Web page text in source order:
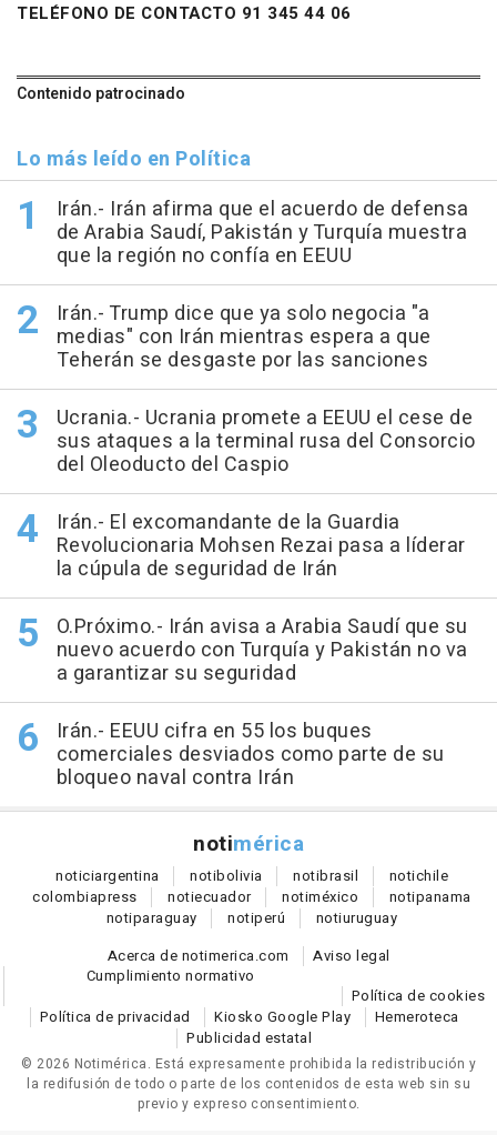
TELÉFONO DE CONTACTO 91 345 44 06
Contenido patrocinado
Lo más leído en Política
Irán.- Irán afirma que el acuerdo de defensa
de Arabia Saudí, Pakistán y Turquía muestra
que la región no confía en EEUU
Irán.- Trump dice que ya solo negocia "a
medias" con Irán mientras espera a que
Teherán se desgaste por las sanciones
Ucrania.- Ucrania promete a EEUU el cese de
sus ataques a la terminal rusa del Consorcio
del Oleoducto del Caspio
Irán.- El excomandante de la Guardia
Revolucionaria Mohsen Rezai pasa a líderar
la cúpula de seguridad de Irán
O.Próximo.- Irán avisa a Arabia Saudí que su
nuevo acuerdo con Turquía y Pakistán no va
a garantizar su seguridad
Irán.- EEUU cifra en 55 los buques
comerciales desviados como parte de su
bloqueo naval contra Irán
notimérica
noticiargentina notibolivia notibrasil notichile
colombiapress notiecuador notiméxico notipanama
notiparaguay notiperú notiuruguay
Acerca de notimerica.com
Aviso legal
Cumplimiento normativo
Política de cookies
Política de privacidad
Kiosko Google Play
Hemeroteca
Publicidad estatal
© 2026 Notimérica. Está expresamente prohibida la redistribución y
la redifusión de todo o parte de los contenidos de esta web sin su
previo y expreso consentimiento.